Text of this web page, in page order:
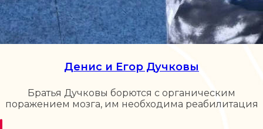
Денис и Егор Дучковы
Братья Дучковы борются с органическим
поражением мозга, им необходима реабилитация